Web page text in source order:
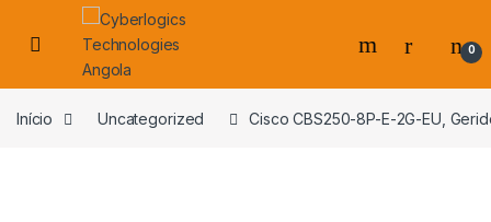
Skip to navigation
Skip to content
0
Início Uncategorized Cisco CBS250-8P-E-2G-EU,